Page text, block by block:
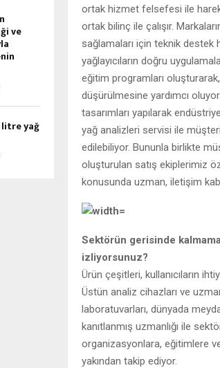
ortak hizmet felsefesi ile
ortak bilinç ile çalışır.
sağlamaları için teknik destek
yağlayıcıların doğru
eğitim programları
düşürülmesine yardımcı
tasarımları yapılarak
yağ analizleri servisi ile
edilebiliyor. Bununla birlikte
oluşturulan satış ekiplerimiz
konusunda uzman, iletişim
Sektörün gerisinde
izliyorsunuz?
Ürün çeşitleri, kullanıcıların
Üstün analiz cihazları ve
laboratuvarları, dünyada
kanıtlanmış uzmanlığı ile
organizasyonlara, eğitimlere
yakından takip ediyor.
ve
yağ